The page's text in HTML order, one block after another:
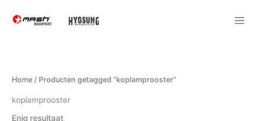
naar
Home / Producten getagged “koplamprooster”
koplamprooster
Enig resultaat